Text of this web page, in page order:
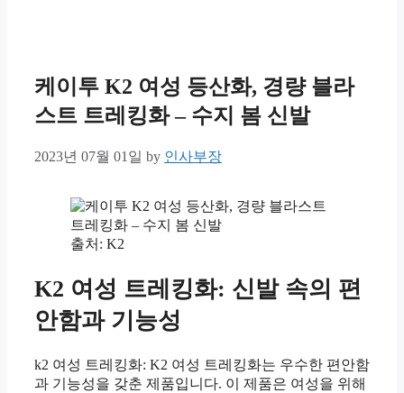
케이투 K2 여성 등산화, 경량 블라
스트 트레킹화 – 수지 봄 신발
2023년 07월 01일 by 인사부장
출처: K2
K2 여성 트레킹화: 신발 속의 편
안함과 기능성
k2 여성 트레킹화: K2 여성 트레킹화는 우수한 편안함
과 기능성을 갖춘 제품입니다. 이 제품은 여성을 위해